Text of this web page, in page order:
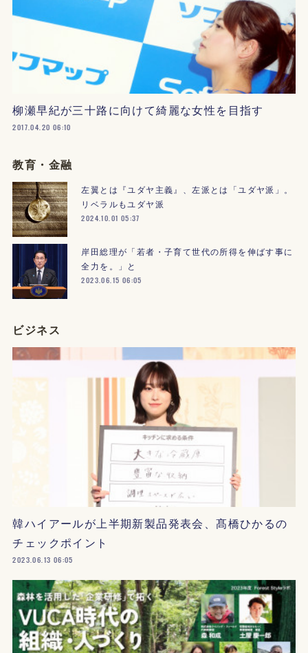
柳瀬早紀が三十路に向けて綺麗な女性を目指す
2017.04.20 06:10
教育・金融
左翼とは『ユダヤ主義』、左派とは「ユダヤ派」。
リベラルもユダヤ派
2024.10.01 05:37
岸田総理が「若者・子育て世代の所得を伸ばす事に
全力を。」と
2023.06.15 06:05
ビジネス
韓ハイアールが上半期新製品発表会、髙橋ひかるの
チェックポイント
2023.06.13 06:05